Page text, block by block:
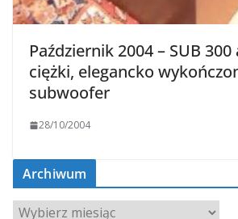
Październik 2004 – SUB
ciężki, elegancko
subwoofer
28/10/2004
Archiwum
A